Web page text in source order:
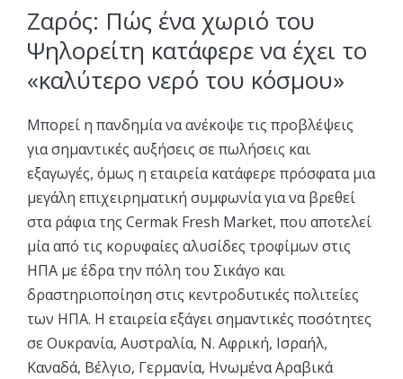
Ζαρός: Πώς ένα χωριό του
Ψηλορείτη κατάφερε να έχει το
«καλύτερο νερό του κόσμου»
Μπορεί η πανδημία να ανέκοψε τις προβλέψεις
για σημαντικές αυξήσεις σε πωλήσεις και
εξαγωγές, όμως η εταιρεία κατάφερε πρόσφατα μια
μεγάλη επιχειρηματική συμφωνία για να βρεθεί
στα ράφια της Cermak Fresh Market, που αποτελεί
μία από τις κορυφαίες αλυσίδες τροφίμων στις
ΗΠΑ με έδρα την πόλη του Σικάγο και
δραστηριοποίηση στις κεντροδυτικές πολιτείες
των ΗΠΑ. Η εταιρεία εξάγει σημαντικές ποσότητες
σε Ουκρανία, Αυστραλία, Ν. Αφρική, Ισραήλ,
Καναδά, Βέλγιο, Γερμανία, Ηνωμένα Αραβικά